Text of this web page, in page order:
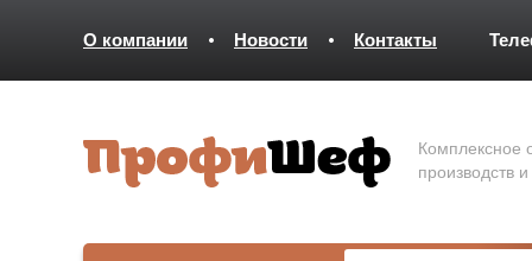
О компании Новости Контакты
Комплексное
производств